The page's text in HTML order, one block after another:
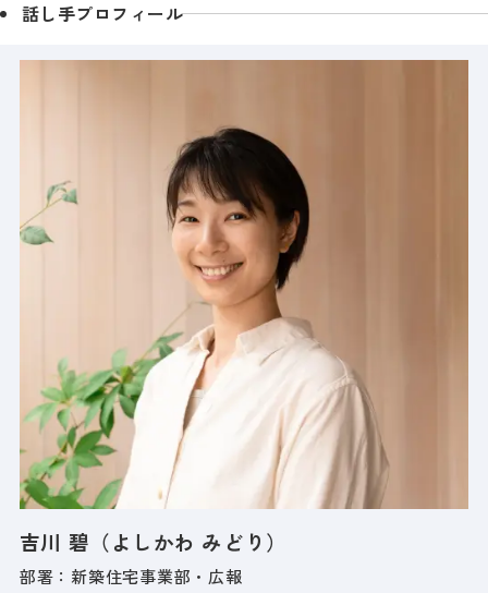
話し手プロフィール
吉川 碧（よしかわ みどり）
部署：新築住宅事業部・広報